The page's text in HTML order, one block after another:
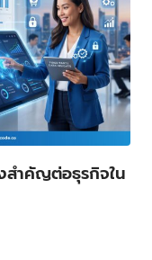
สำคัญต่อธุรกิจใน